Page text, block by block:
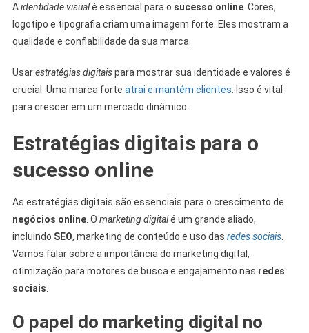
Aidentidade visualé essencial para o sucesso online. Cores,
logotipo e tipografia criam uma imagem forte. Eles mostram a
qualidade e confiabilidade da sua marca.
Usarestratégias digitaispara mostrar sua identidade e valores é
crucial. Uma marca forte atrai e mantém clientes.
Isso é vital
para crescer em um mercado dinâmico.
Estratégias digitais para o
sucesso online
As estratégias digitais são essenciais para o crescimento de
negócios online. O marketing digitalé um grande aliado,
incluindo SEO, marketing de conteúdo e uso das redes sociais.
Vamos falar sobre a importância do marketing digital,
otimização para motores de busca e engajamento nas redes
sociais
O papel do marketing digital no